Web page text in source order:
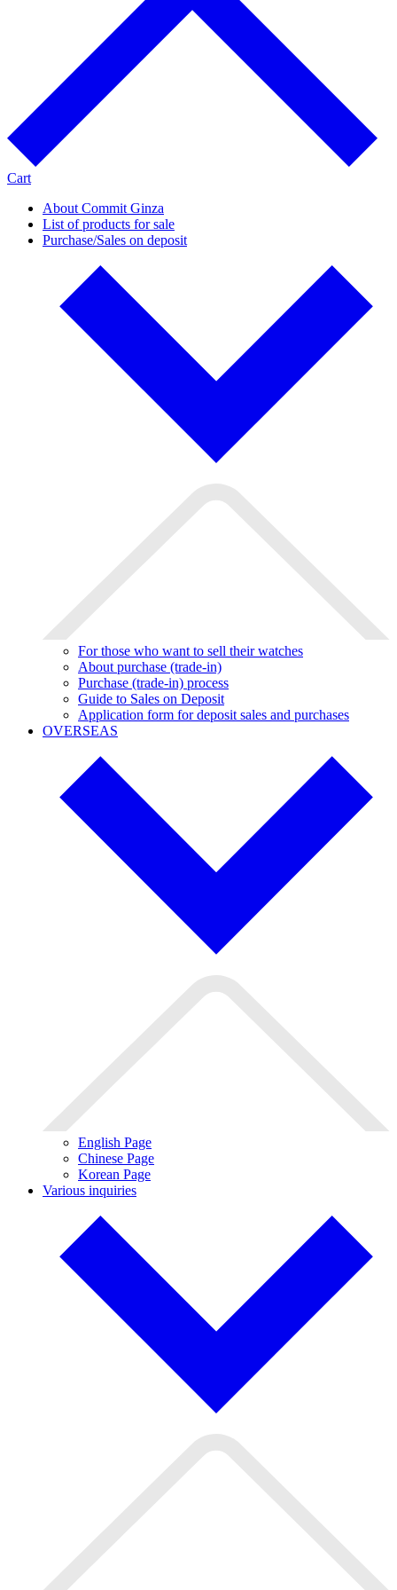
Cart
About Commit Ginza
List of products for sale
Purchase/Sales on deposit
For those who want to sell their watches
About purchase (trade-in)
Purchase (trade-in) process
Guide to Sales on Deposit
Application form for deposit sales and purchases
OVERSEAS
English Page
Chinese Page
Korean Page
Various inquiries